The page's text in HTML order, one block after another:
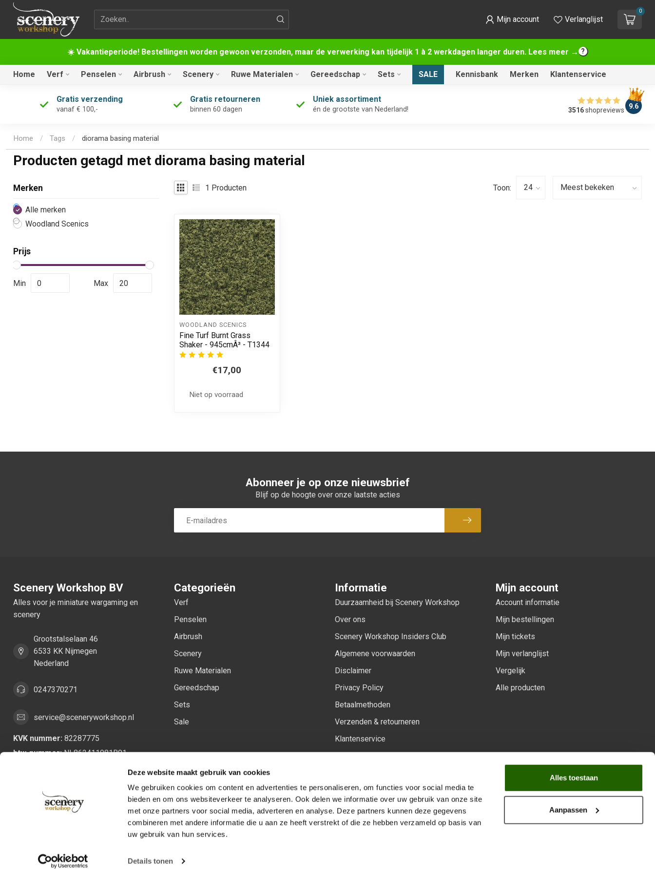
Deze website maakt gebruik van cookies
We gebruiken cookies om content en advertenties te personaliseren, om functies voor social media te
bieden en om ons websiteverkeer te analyseren. Ook delen we informatie over uw gebruik van onze site
met onze partners voor social media, adverteren en analyse. Deze partners kunnen deze gegevens
combineren met andere informatie die u aan ze heeft verstrekt of die ze hebben verzameld op basis van
uw gebruik van hun services.
Details tonen
Alles toestaan
Aanpassen
☀️ Vakantieperiode! Bestellingen worden gewoon verzonden, maar de verwerking kan tijdelijk 1 à 2 werkdagen langer duren. Lees meer →
Zoekterm Mijn account Verlanglijst
0
Home Verf Penselen Airbrush Scenery Ruwe Materialen Gereedschap Sets SALE Kennisbank Merken Klantenservice
Gratis verzending
vanaf € 100,-
Gratis retourneren
binnen 60 dagen
Uniek assortiment
én de grootste van Nederland! 3516shopreviews 9.6
Home / Tags / diorama basing material
Producten getagd met diorama basing material
Merken
Alle merken
Woodland Scenics
Prijs
Min Max
1 Producten Toon:
WOODLAND SCENICS
Fine Turf Burnt Grass
Shaker - 945cmÂ³ - T1344
€17,00
Niet op voorraad
Abonneer je op onze nieuwsbrief
Blijf op de hoogte over onze laatste acties
Abonneer
Scenery Workshop BV
Alles voor je miniature wargaming en
scenery
Grootstalselaan 46
6533 KK Nijmegen
Nederland
0247370271
service@sceneryworkshop.nl
KVK nummer: 82287775
btw-nummer:NL862411981B01
Categorieën
Verf
Penselen
Airbrush
Scenery
Ruwe Materialen
Gereedschap
Sets
Sale
Informatie
Duurzaamheid bij Scenery Workshop
Over ons
Scenery Workshop Insiders Club
Algemene voorwaarden
Disclaimer
Privacy Policy
Betaalmethoden
Verzenden & retourneren
Klantenservice
Mijn account
Account informatie
Mijn bestellingen
Mijn tickets
Mijn verlanglijst
Vergelijk
Alle producten
Volg ons op:
Facebook
YoutubeInstagram